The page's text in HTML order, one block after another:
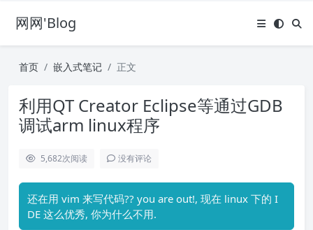
网网'Blog
首页 嵌入式笔记 正文
利用QT Creator Eclipse等通过GDB
调试arm linux程序
5,682次阅读 没有评论
还在用 vim 来写代码?? you are out!, 现在 linux 下的 I
DE 这么优秀, 你为什么不用.